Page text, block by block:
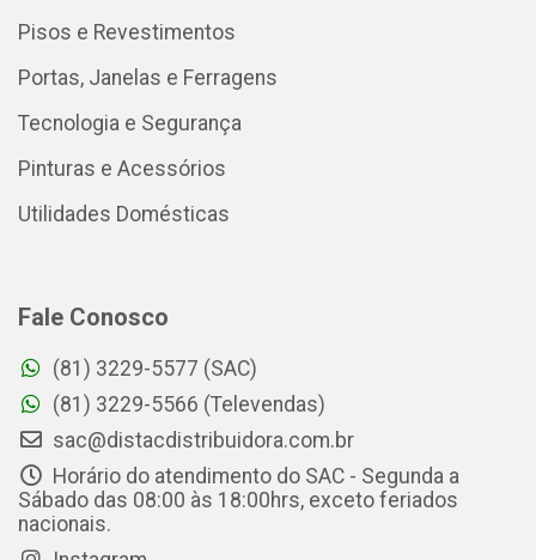
Pisos e Revestimentos
Portas, Janelas e Ferragens
Tecnologia e Segurança
Pinturas e Acessórios
Utilidades Domésticas
Fale Conosco
(81) 3229-5577 (SAC)
(81) 3229-5566 (Televendas)
sac@distacdistribuidora.com.br
Horário do atendimento do SAC - Segunda a
Sábado das 08:00 às 18:00hrs, exceto feriados
nacionais.